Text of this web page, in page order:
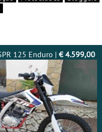
125 Enduro | € 4.599,00